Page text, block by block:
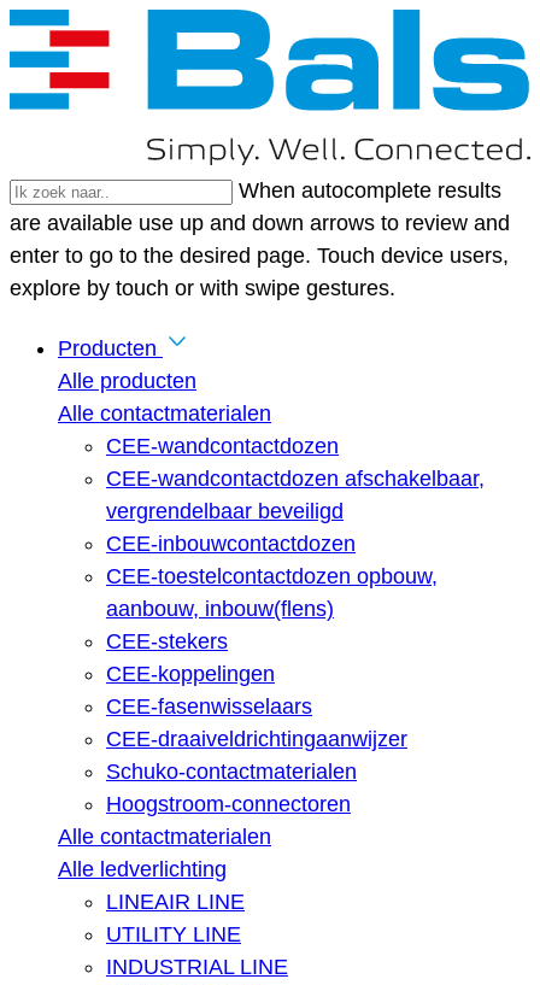
When autocomplete results
are available use up and down arrows to review and
enter to go to the desired page. Touch device users,
explore by touch or with swipe gestures.
Producten
Alle producten
Alle contactmaterialen
CEE-wandcontactdozen
CEE-wandcontactdozen afschakelbaar,
vergrendelbaar beveiligd
CEE-inbouwcontactdozen
CEE-toestelcontactdozen opbouw,
aanbouw, inbouw(flens)
CEE-stekers
CEE-koppelingen
CEE-fasenwisselaars
CEE-draaiveldrichtingaanwijzer
Schuko-contactmaterialen
Hoogstroom-connectoren
Alle contactmaterialen
Alle ledverlichting
LINEAIR LINE
UTILITY LINE
INDUSTRIAL LINE